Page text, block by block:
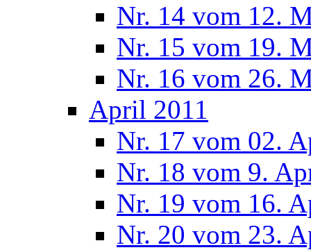
Nr. 14 vom 12.
Nr. 15 vom 19.
Nr. 16 vom 26.
April 2011
Nr. 17 vom 02.
Nr. 18 vom 9.
Nr. 19 vom 16.
Nr. 20 vom 23.